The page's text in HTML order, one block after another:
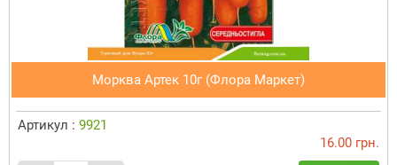
Морква Артек 10г (Флора Маркет)
Артикул : 9921
16.00 грн.